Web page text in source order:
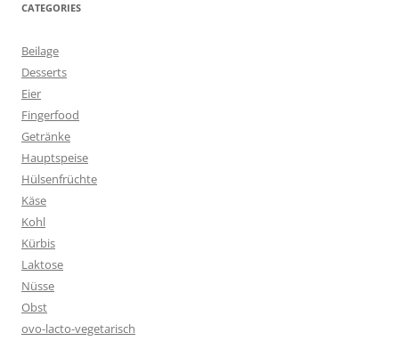
CATEGORIES
Beilage
Desserts
Eier
Fingerfood
Getränke
Hauptspeise
Hülsenfrüchte
Käse
Kohl
Kürbis
Laktose
Nüsse
Obst
ovo-lacto-vegetarisch